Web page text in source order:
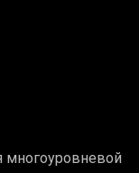
многоуровневой